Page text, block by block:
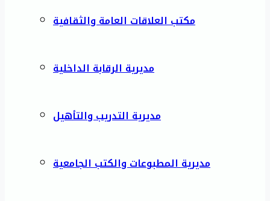
مكتب العلاقات العامة والثقافية
مديرية الرقابة الداخلية
مديرية التدريب والتأهيل
مديرية المطبوعات والكتب الجامعية